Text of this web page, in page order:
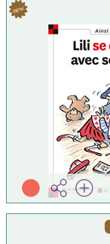
new
Systeme d